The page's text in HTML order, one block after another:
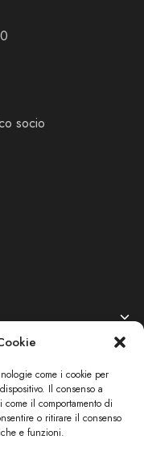
come i cookie per
Il consenso a
il comportamento di
o ritirare il consenso
e funzioni.
socio